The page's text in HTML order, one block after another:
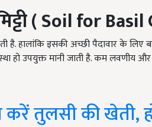
( Soil for
है. हालांकि इसकी अच्छी पैदावार के लिए
हो उपयुक्त मानी जाती है. कम लवणीय और
तुलसी की खेती,